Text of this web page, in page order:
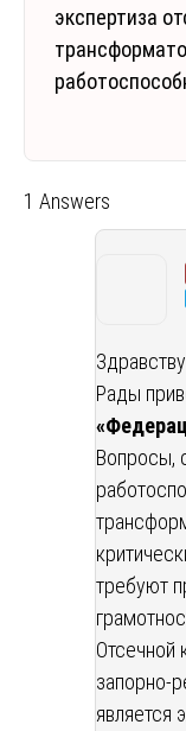
экспертиза
1 Answers
Рады
Вопросы,
требуют
Отсечной
запорно-
является